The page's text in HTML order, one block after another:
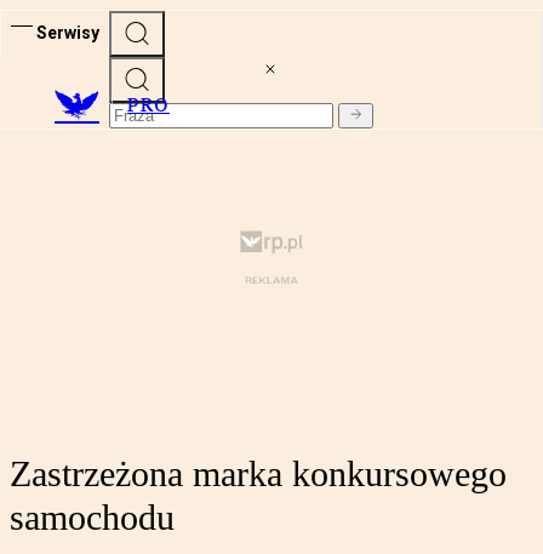
Serwisy
PRO
Zastrzeżona marka konkursowego
samochodu